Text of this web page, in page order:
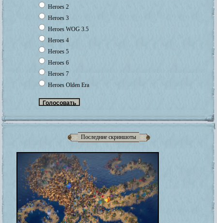
Heroes 2
Heroes 3
Heroes WOG 3.5
Heroes 4
Heroes 5
Heroes 6
Heroes 7
Heroes Olden Era
Последние скриншоты